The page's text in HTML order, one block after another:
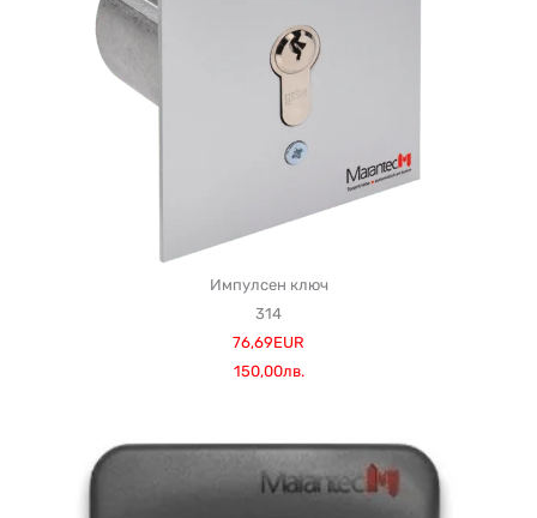
Импулсен ключ
314
76,69EUR
150,00лв.